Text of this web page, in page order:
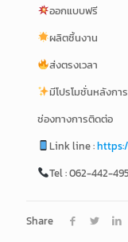
ออกแบบฟรี
ผลิตชิ้นงาน
ส่งตรงเวลา
มีโปรโมชั่นหลังกา
ช่องทางการติดต่อ
Link line :
Tel : 062-442-
Share